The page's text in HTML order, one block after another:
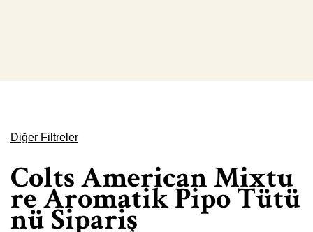
Diğer Filtreler
Colts American Mixtu
re Aromatik Pipo Tütü
nü Sipariş